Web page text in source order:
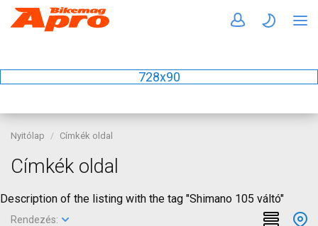
728x90
Nyitólap Címkék oldal
Címkék oldal
Description of the listing with the tag "Shimano 105 váltó"
Rendezés: